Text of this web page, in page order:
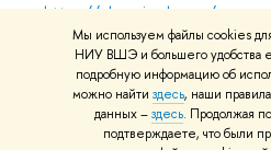
Мы используем файлы cookies
НИУ ВШЭ и большего удобства
подробную информацию об
можно найти здесь, наши
данных –здесь. Продолжая
подтверждаете, что были
https://elearning.hse.ru/mooc
Массовые открытые онлайн-
© НИУ ВШЭ 1993–2026 Адреса и
использования материалов